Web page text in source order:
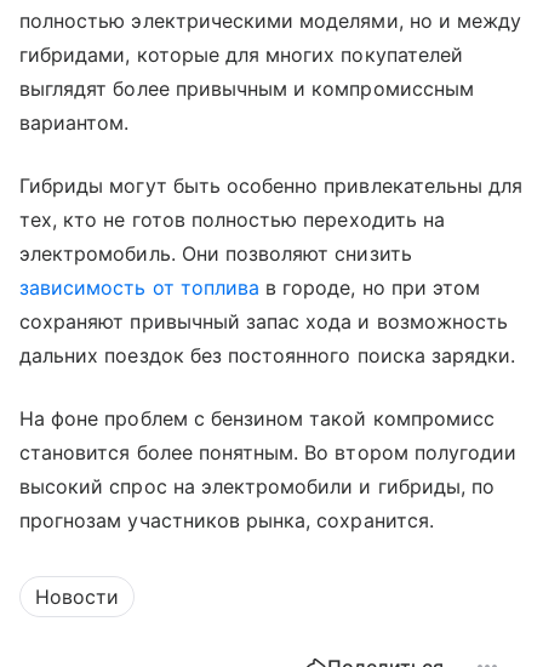
полностью электрическими моделями, но и между
гибридами, которые для многих покупателей
выглядят более привычным и компромиссным
вариантом.
Гибриды могут быть особенно привлекательны для
тех, кто не готов полностью переходить на
электромобиль. Они позволяют снизить
зависимость от топлива в городе, но при этом
сохраняют привычный запас хода и возможность
дальних поездок без постоянного поиска зарядки.
На фоне проблем с бензином такой компромисс
становится более понятным. Во втором полугодии
высокий спрос на электромобили и гибриды, по
прогнозам участников рынка, сохранится.
Новости